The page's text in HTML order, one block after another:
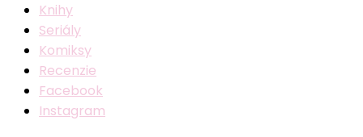
Knihy
Seriály
Komiksy
Recenzie
Facebook
Instagram